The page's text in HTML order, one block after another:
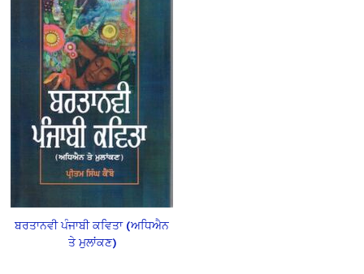
ਬਰਤਾਨਵੀ ਪੰਜਾਬੀ ਕਵਿਤਾ (ਅਧਿਐਨ
ਤੇ ਮੁਲਾਂਕਣ)